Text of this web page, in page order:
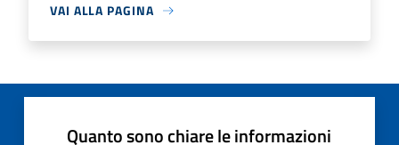
VAI ALLA PAGINA
Quanto sono chiare le informazioni